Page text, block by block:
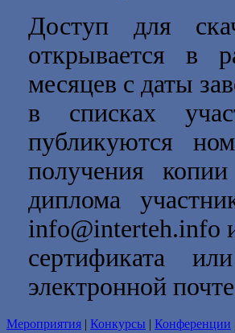
Доступ для
открывается в
месяцев с даты
в списках
публикуются
получения
диплома
info@interteh.info
сертификата
электронной
Мероприятия | Конкурсы | Конференции